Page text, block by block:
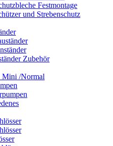
Festmontage
und Strebenschutz
Zubehör
Mini /Normal